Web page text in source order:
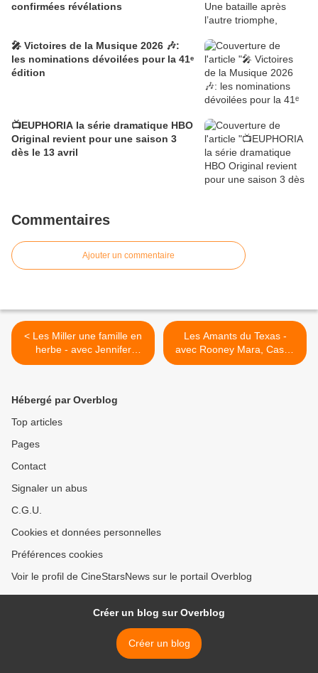
confirmées révélations
🎤 Victoires de la Musique 2026 🎶:
les nominations dévoilées pour la 41ᵉ
édition
📺EUPHORIA la série dramatique HBO
Original revient pour une saison 3
dès le 13 avril
Commentaires
Ajouter un commentaire
< Les Miller une famille en
herbe - avec Jennifer
Aniston et Emma Roberts -
Les Amants du Texas -
avec Rooney Mara, Casey
Affleck et Ben Foster - au
Hébergé par Overblog
Top articles
Pages
Contact
Signaler un abus
C.G.U.
Cookies et données personnelles
Préférences cookies
Voir le profil de CineStarsNews sur le portail Overblog
Créer un blog sur Overblog
Créer un blog